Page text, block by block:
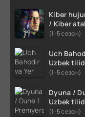
Kiber
/ Kiber
Uzbek
HD
(1-5 сезон)
Uch
Uzbek
tarjima HD
(1-5 сезон)
Dyuna /
Uzbek
O'zbekcha
(1-5 сезон)